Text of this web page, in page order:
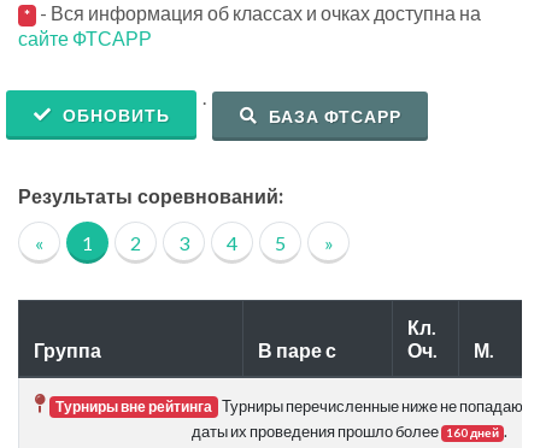
* - Вся информация об классах и очках доступна на
сайте ФТСАРР
ОБНОВИТЬ
.
БАЗА ФТСАРР
Результаты соревнований:
« 1 2 3 4 5 »
Группа В паре с
Кл.
Оч.
М.
Турниры вне рейтинга Турниры перечисленные ниже не попадают в
даты их проведения прошло более 160 дней .